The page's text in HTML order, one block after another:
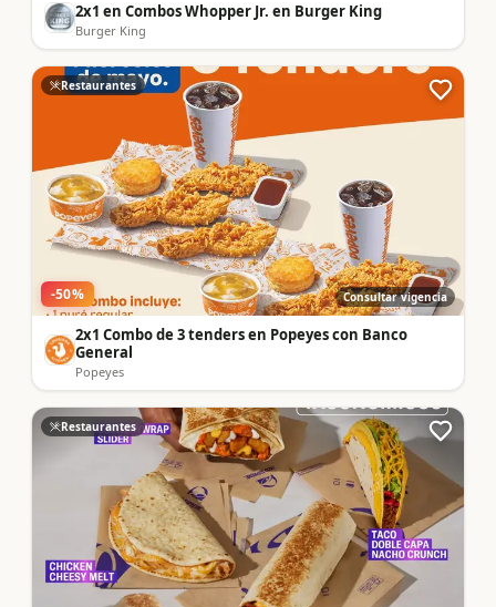
2x1 en Combos Whopper Jr. en Burger King
Burger King
Restaurantes
-50% Consultar vigencia
2x1 Combo de 3 tenders en Popeyes con Banco
General
Popeyes
Restaurantes